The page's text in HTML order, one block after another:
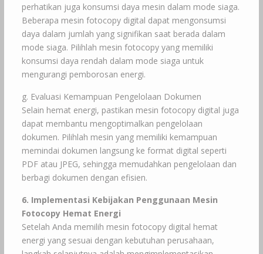
perhatikan juga konsumsi daya mesin dalam mode siaga.
Beberapa mesin fotocopy digital dapat mengonsumsi
daya dalam jumlah yang signifikan saat berada dalam
mode siaga. Pilihlah mesin fotocopy yang memiliki
konsumsi daya rendah dalam mode siaga untuk
mengurangi pemborosan energi.
g. Evaluasi Kemampuan Pengelolaan Dokumen
Selain hemat energi, pastikan mesin fotocopy digital juga
dapat membantu mengoptimalkan pengelolaan
dokumen. Pilihlah mesin yang memiliki kemampuan
memindai dokumen langsung ke format digital seperti
PDF atau JPEG, sehingga memudahkan pengelolaan dan
berbagi dokumen dengan efisien.
6. Implementasi Kebijakan Penggunaan Mesin
Fotocopy Hemat Energi
Setelah Anda memilih mesin fotocopy digital hemat
energi yang sesuai dengan kebutuhan perusahaan,